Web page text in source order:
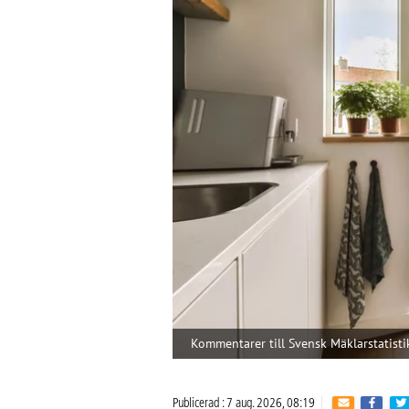
Kommentarer till Svensk
Publicerad : 7 aug. 2026, 08:19